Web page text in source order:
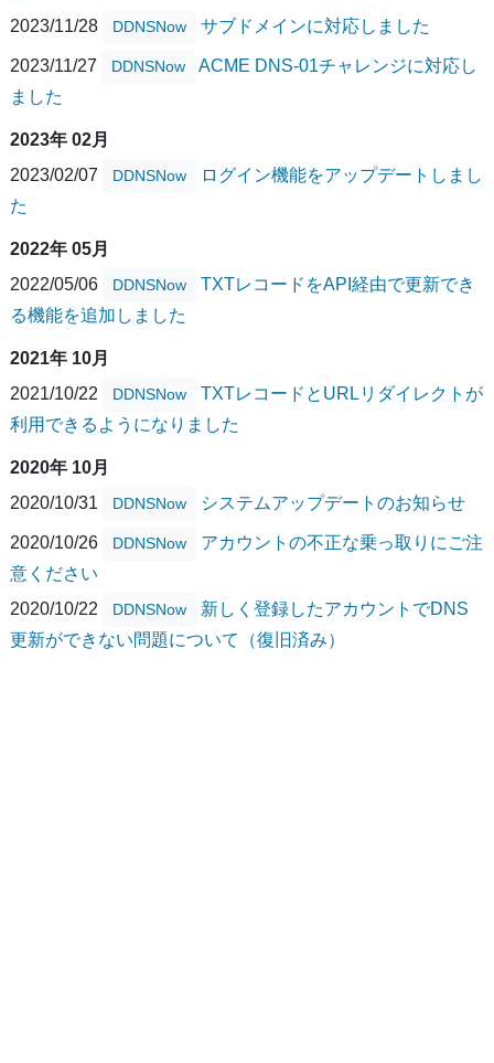
2023/11/28
DDNSNow サブドメインに対応しました
2023/11/27 DDNSNow
ACME DNS-01チャレンジに対応し
ました
2023年 02月
2023/02/07
DDNSNow
ログイン機能をアップデートしまし
た
2022年 05月
2022/05/06
DDNSNow
TXTレコードをAPI経由で更新でき
る機能を追加しました
2021年 10月
2021/10/22
DDNSNow
TXTレコードとURLリダイレクトが
利用できるようになりました
2020年 10月
2020/10/31
DDNSNow システムアップデートのお知らせ
2020/10/26 DDNSNow
アカウントの不正な乗っ取りにご注
意ください
2020/10/22
DDNSNow
新しく登録したアカウントでDNS
更新ができない問題について（復旧済み）